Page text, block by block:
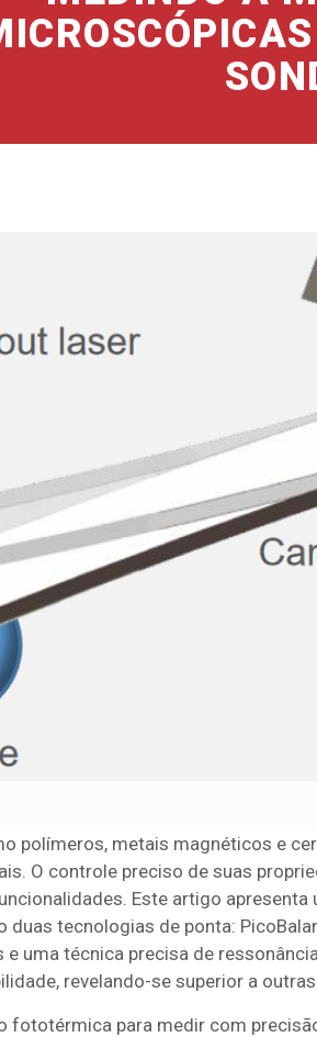
polímeros, metais magnéticos e
O controle preciso de suas
Este artigo
duas tecnologias de ponta:
e uma técnica precisa de
revelando-se superior a
fototérmica para medir com